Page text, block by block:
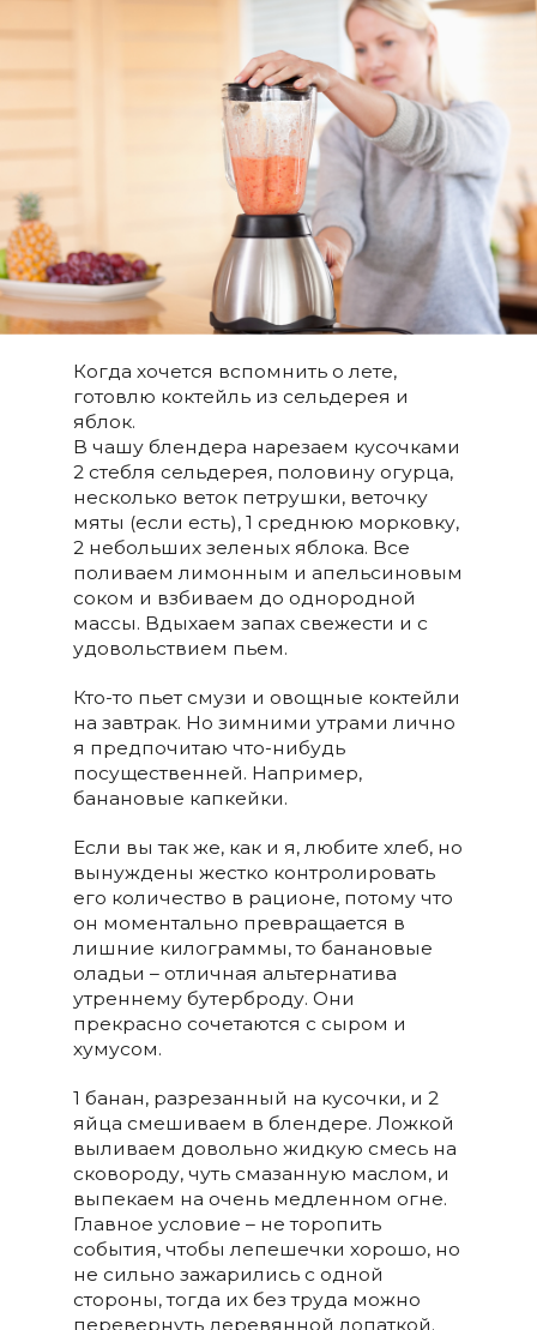
Когда хочется вспомнить о лете,
готовлю коктейль из сельдерея и
яблок.
В чашу блендера нарезаем кусочками
2 стебля сельдерея, половину огурца,
несколько веток петрушки, веточку
мяты (если есть), 1 среднюю морковку,
2 небольших зеленых яблока. Все
поливаем лимонным и апельсиновым
соком и взбиваем до однородной
массы. Вдыхаем запах свежести и с
удовольствием пьем.
Кто-то пьет смузи и овощные коктейли
на завтрак. Но зимними утрами лично
я предпочитаю что-нибудь
посущественней. Например,
банановые капкейки.
Если вы так же, как и я, любите хлеб, но
вынуждены жестко контролировать
его количество в рационе, потому что
он моментально превращается в
лишние килограммы, то банановые
оладьи – отличная альтернатива
утреннему бутерброду. Они
прекрасно сочетаются с сыром и
хумусом.
1 банан, разрезанный на кусочки, и 2
яйца смешиваем в блендере. Ложкой
выливаем довольно жидкую смесь на
сковороду, чуть смазанную маслом, и
выпекаем на очень медленном огне.
Главное условие – не торопить
события, чтобы лепешечки хорошо, но
не сильно зажарились с одной
стороны, тогда их без труда можно
перевернуть деревянной лопаткой.